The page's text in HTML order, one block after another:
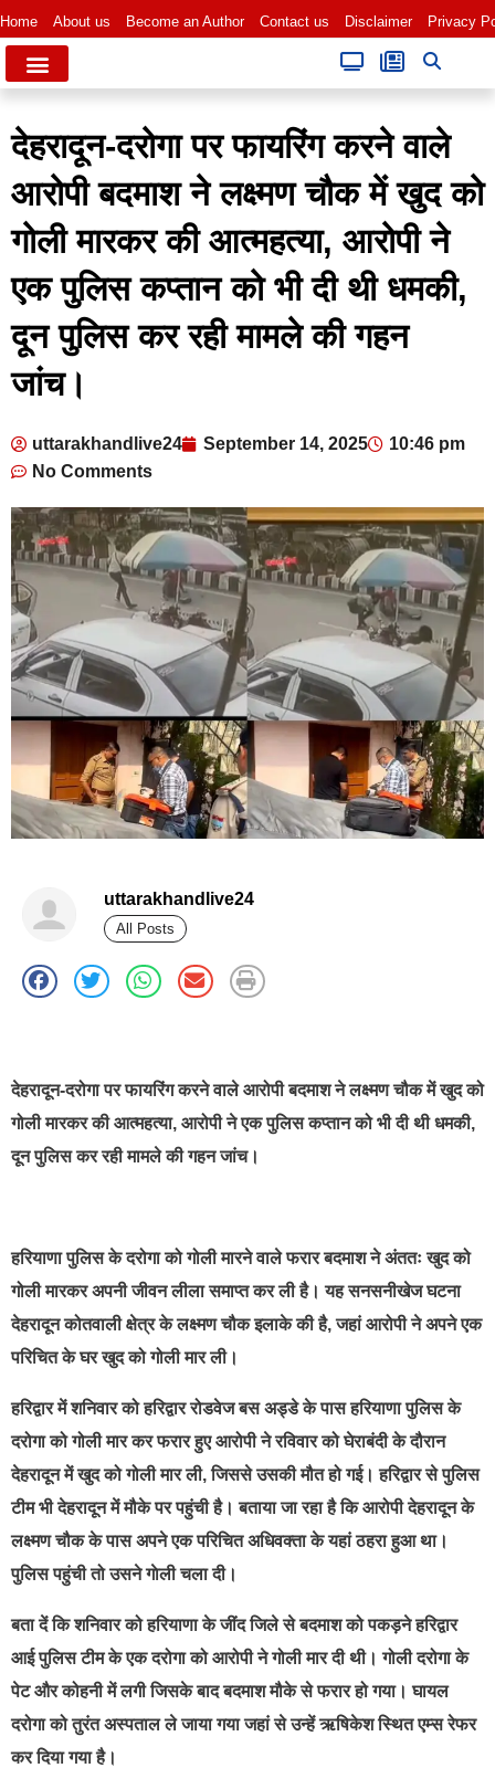
Home About us Become an Author Contact us Disclaimer Privacy
देहरादून-दरोगा पर फायरिंग करने वाले
आरोपी बदमाश ने लक्ष्मण चौक में खुद को
गोली मारकर की आत्महत्या, आरोपी ने
एक पुलिस कप्तान को भी दी थी धमकी,
दून पुलिस कर रही मामले की गहन
जांच।
uttarakhandlive24 September 14, 2025
10:46 pm
No Comments
uttarakhandlive24
All Posts
देहरादून-दरोगा पर फायरिंग करने वाले आरोपी बदमाश ने लक्ष्मण चौक में खुद को
गोली मारकर की आत्महत्या, आरोपी ने एक पुलिस कप्तान को भी दी थी धमकी,
दून पुलिस कर रही मामले की गहन जांच।
हरियाणा पुलिस के दरोगा को गोली मारने वाले फरार बदमाश ने अंततः खुद को
गोली मारकर अपनी जीवन लीला समाप्त कर ली है। यह सनसनीखेज घटना
देहरादून कोतवाली क्षेत्र के लक्ष्मण चौक इलाके की है, जहां आरोपी ने अपने एक
परिचित के घर खुद को गोली मार ली।
हरिद्वार में शनिवार को हरिद्वार रोडवेज बस अड्डे के पास हरियाणा पुलिस के
दरोगा को गोली मार कर फरार हुए आरोपी ने रविवार को घेराबंदी के दौरान
देहरादून में खुद को गोली मार ली, जिससे उसकी मौत हो गई। हरिद्वार से पुलिस
टीम भी देहरादून में मौके पर पहुंची है। बताया जा रहा है कि आरोपी देहरादून के
लक्ष्मण चौक के पास अपने एक परिचित अधिवक्ता के यहां ठहरा हुआ था।
पुलिस पहुंची तो उसने गाेली चला दी।
बता दें कि शनिवार को हरियाणा के जींद जिले से बदमाश को पकड़ने हरिद्वार
आई पुलिस टीम के एक दरोगा को आरोपी ने गोली मार दी थी। गोली दरोगा के
पेट और कोहनी में लगी जिसके बाद बदमाश मौके से फरार हो गया। घायल
दरोगा को तुरंत अस्पताल ले जाया गया जहां से उन्हें ऋषिकेश स्थित एम्स रेफर
कर दिया गया है।